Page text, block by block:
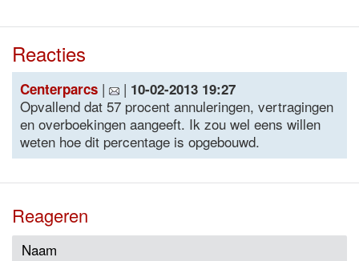
Reacties
Centerparcs | | 10-02-2013 19:27
Opvallend dat 57 procent annuleringen, vertragingen
en overboekingen aangeeft. Ik zou wel eens willen
weten hoe dit percentage is opgebouwd.
Reageren